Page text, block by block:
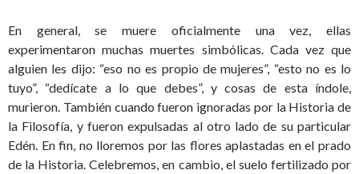
En general, se muere oficialmente una vez, ellas
experimentaron muchas muertes simbólicas. Cada vez que
alguien les dijo: “eso no es propio de mujeres”, “esto no es lo
tuyo”, “dedícate a lo que debes”, y cosas de esta índole,
murieron. También cuando fueron ignoradas por la Historia de
la Filosofía, y fueron expulsadas al otro lado de su particular
Edén. En fin, no lloremos por las flores aplastadas en el prado
de la Historia. Celebremos, en cambio, el suelo fertilizado por